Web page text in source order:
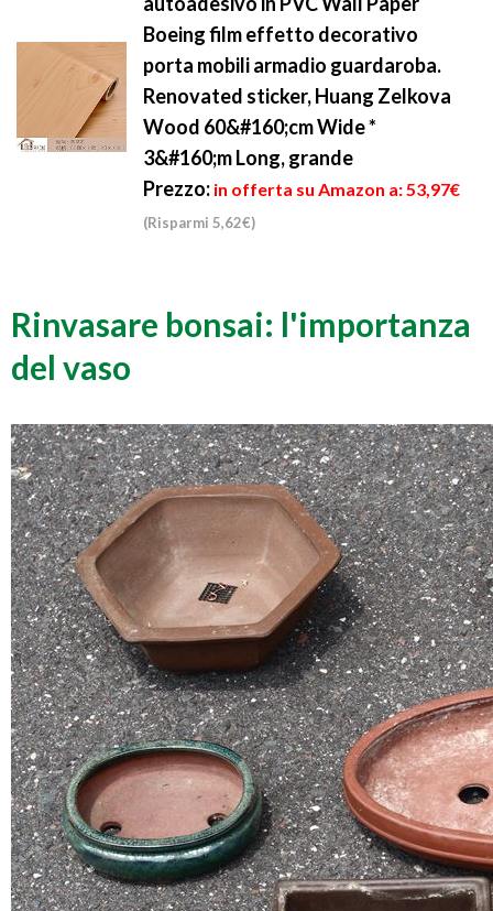
Boeing film effetto decorativo
porta mobili armadio guardaroba.
Renovated sticker, Huang Zelkova
Wood 60&#160;cm Wide *
3&#160;m Long, grande
Prezzo: in offerta su Amazon a: 53,97€
(Risparmi 5,62€)
Rinvasare bonsai: l'importanza
del vaso